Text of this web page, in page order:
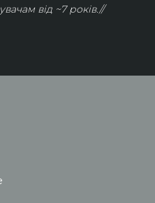
від ~7 років.//